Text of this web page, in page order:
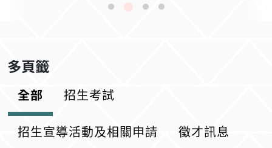
多頁籤
全部 招生考試
招生宣導活動及相關申請 徵才訊息